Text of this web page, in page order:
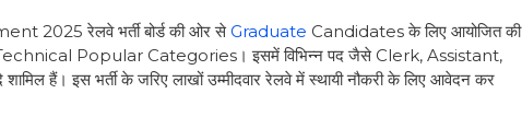
2025 रेलवे भर्ती बोर्ड की ओर सेGraduate Candidates के लिए आयोजित की
Technical Popular Categories। इसमें विभिन्न पद जैसे Clerk, Assistant,
हैं। इस भर्ती के जरिए लाखों उम्मीदवार रेलवे में स्थायी नौकरी के लिए आवेदन कर